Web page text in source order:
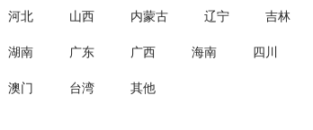
河北 山西 内蒙古 辽宁 吉林
湖南 广东 广西 海南 四川
澳门 台湾 其他